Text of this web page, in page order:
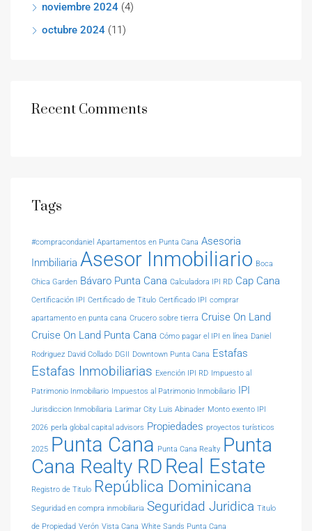
noviembre 2024 (4)
octubre 2024 (11)
Recent Comments
Tags
#compracondaniel Apartamentos en Punta Cana Asesoria
Inmbiliaria Asesor Inmobiliario Boca
Chica Garden Bávaro Punta Cana Calculadora IPI RD Cap Cana
Certificación IPI Certificado de Titulo Certificado IPI comprar
apartamento en punta cana Crucero sobre tierra Cruise On Land
Cruise On Land Punta Cana Cómo pagar el IPI en línea Daniel
Rodriguez David Collado DGII Downtown Punta Cana Estafas
Estafas Inmobiliarias Exención IPI RD Impuesto al
Patrimonio Inmobiliario Impuestos al Patrimonio Inmobiliario IPI
Jurisdiccion Inmobiliaria Larimar City Luis Abinader Monto exento IPI
2026 perla global capital advisors Propiedades proyectos turísticos
2025 Punta Cana Punta Cana Realty Punta
Cana Realty RD Real Estate
Registro de Titulo República Dominicana
Seguridad en compra inmobiliaria Seguridad Juridica Titulo
de Propiedad Verón Vista Cana White Sands Punta Cana